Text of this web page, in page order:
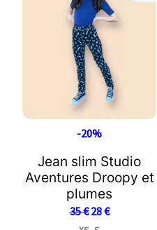
-20%
Jean slim Studio
Aventures Droopy et
plumes
35€ 28€